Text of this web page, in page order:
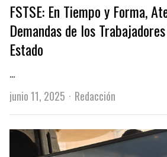
FSTSE: En Tiempo y Forma,
Demandas de los
Estado
…
junio 11, 2025
Author
Redacción